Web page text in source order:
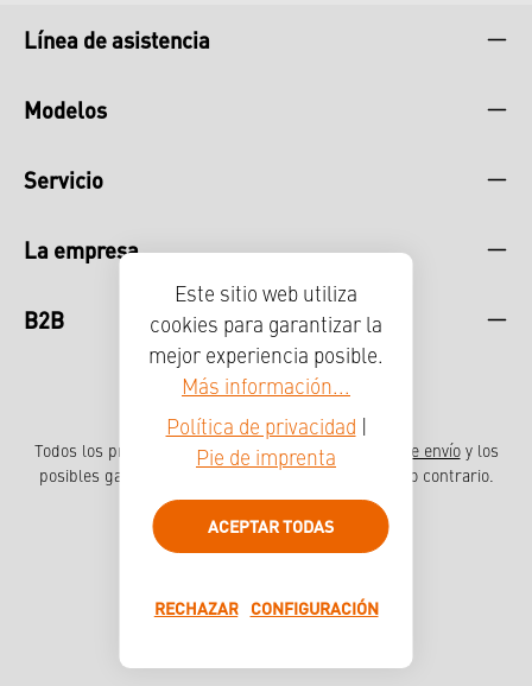
Línea de asistencia
Modelos
Servicio
La empresa
B2B
Todos los precios incluyen el IVA más, los gastos de envíoy los
posibles gastos de envío, a menos que se indique lo contrario.
Pie de imprentaProtección de datos
Sistema de denuncia de irregularidades
Este sitio web utiliza
cookies para garantizar la
mejor experiencia posible.
Más información...
Política de privacidad
Pie de imprenta
ACEPTAR TODAS
RECHAZAR CONFIGURACIÓN